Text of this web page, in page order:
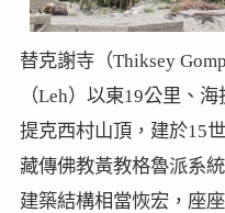
替克謝寺（Thiksey
（Leh）以東19公里、
提克西村山頂，建於15
藏傳佛教黃教格魯派系
建築結構相當恢宏，座